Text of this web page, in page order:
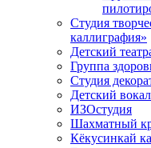
Студия
каллиграфия»
Детский
Группа
Студия
Детский
ИЗОстудия
Шахматный
Кёкусинкай